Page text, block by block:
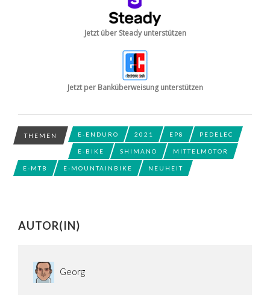
Jetzt über Steady unterstützen
Jetzt per Banküberweisung unterstützen
THEMEN E-ENDURO 2021 EP8 PEDELEC
E-BIKE SHIMANO MITTELMOTOR
E-MTB E-MOUNTAINBIKE NEUHEIT
AUTOR(IN)
Georg